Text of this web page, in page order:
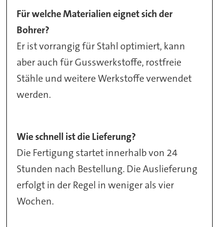
Für welche Materialien eignet sich der
Bohrer?
Er ist vorrangig für Stahl optimiert, kann
aber auch für Gusswerkstoffe, rostfreie
Stähle und weitere Werkstoffe verwendet
werden.
Wie schnell ist die Lieferung?
Die Fertigung startet innerhalb von 24
Stunden nach Bestellung. Die Auslieferung
erfolgt in der Regel in weniger als vier
Wochen.